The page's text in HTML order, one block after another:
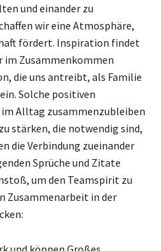
und einander zu
wir eine Atmosphäre,
fördert. Inspiration findet
im Zusammenkommen
die uns antreibt, als Familie
Solche positiven
Alltag zusammenzubleiben
stärken, die notwendig sind,
die Verbindung zueinander
Sprüche und Zitate
um den Teamspirit zu
Zusammenarbeit in der